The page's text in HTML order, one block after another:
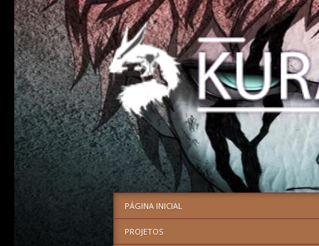
PÁGINA INICIAL
PROJETOS